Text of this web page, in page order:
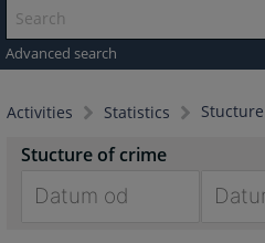
Advanced search
Activities Statistics
Stucture of crime